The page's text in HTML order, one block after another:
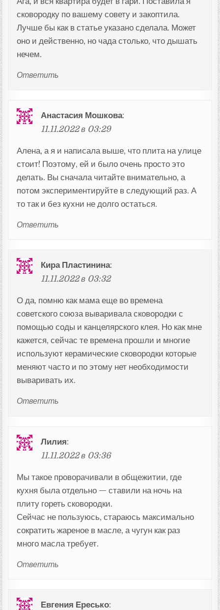
сковородку по вашему совету и закоптила.
Лучше бы как в статье указано сделала. Может
оно и действенно, но чада столько, что дышать
нечем.
Ответить
Анастасия Мошкова:
11.11.2022 в 03:29
Алена, а я и написала выше, что плита на улице
стоит! Поэтому, ей и было очень просто это
делать. Вы сначала читайте внимательно, а
потом экспериментируйте в следующий раз. А
то так и без кухни не долго остаться.
Ответить
Кира Пластинина:
11.11.2022 в 03:32
О да, помню как мама еще во времена
советского союза вываривала сковородки с
помощью соды и канцелярского клея. Но как мне
кажется, сейчас те времена прошли и многие
используют керамические сковородки которые
меняют часто и по этому нет необходимости
вываривать их.
Ответить
Лилия:
11.11.2022 в 03:36
Мы такое проворачивали в общежитии, где
кухня была отдельно — ставили на ночь на
плиту гореть сковородки.
Сейчас не пользуюсь, стараюсь максимально
сократить жареное в масле, а чугун как раз
много масла требует.
Ответить
Евгения Ересько: